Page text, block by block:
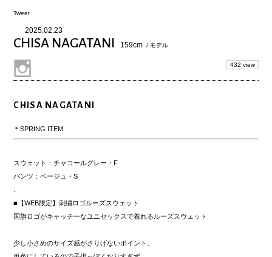
Tweet
2025.02.23
CHISA NAGATANI 159cm / モデル
432 view
CHISA NAGATANI
＊SPRING ITEM
スウェット：チャコールグレー・F
パンツ：ベージュ・S
■【WEB限定】刺繍ロゴルーズスウェット
国旗ロゴがキャッチーなユニセックスで着れるルーズスウェット
少し小さめのサイズ感がさりげないポイント。